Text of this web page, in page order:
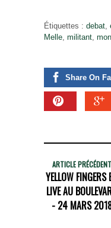
Étiquettes : debat,
Melle, militant,
Share On
ARTICLE PRÉCÉDENT
YELLOW FINGERS
LIVE AU
- 24 MARS